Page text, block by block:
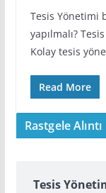
Tesis Yönetimi
yapılmalı?
Kolay tesis
Read More
Rastgele Alıntı
Tesis